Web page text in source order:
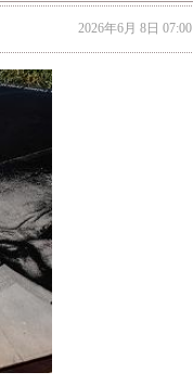
2026年6月 8日 07:00